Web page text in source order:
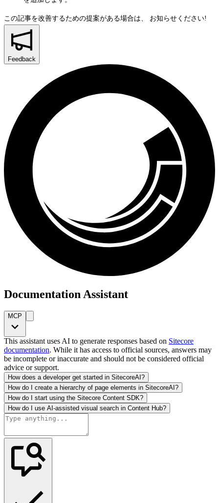
この記事を改善するための提案がある場合は、 お知らせください!
Feedback
Documentation Assistant
MCP
This assistant uses AI to generate responses based on Sitecore
documentation. While it has access to official sources, answers may
be incomplete or inaccurate and should not be considered official
advice or support.
How does a developer get started in SitecoreAI?
How do I create a hierarchy of page elements in SitecoreAI?
How do I start using the Sitecore Content SDK?
How do I use AI-assisted visual search in Content Hub?